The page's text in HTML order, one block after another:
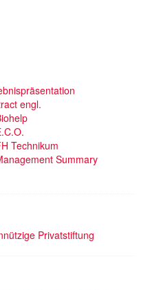
engl.
Technikum
Summary
Privatstiftung